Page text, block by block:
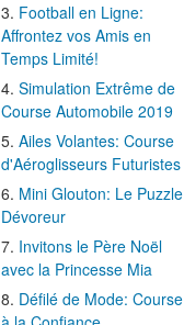
Football en Ligne:
Affrontez vos Amis en
Temps Limité!
Simulation Extrême de
Course Automobile 2019
Ailes Volantes: Course
d'Aéroglisseurs Futuristes
Mini Glouton: Le Puzzle
Dévoreur
Invitons le Père Noël
avec la Princesse Mia
Défilé de Mode: Course